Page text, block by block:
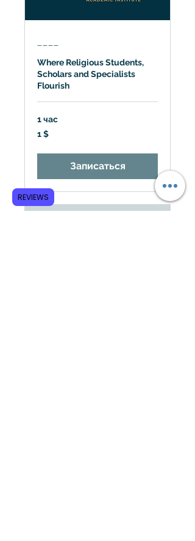
Where Religious Students,
Scholars and Specialists
Flourish
1 час
доллар
1 $
Записаться
REVIEWS